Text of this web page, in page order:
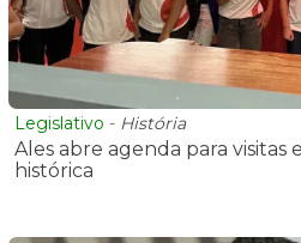
Legislativo - História
Ales abre agenda para visitas
histórica